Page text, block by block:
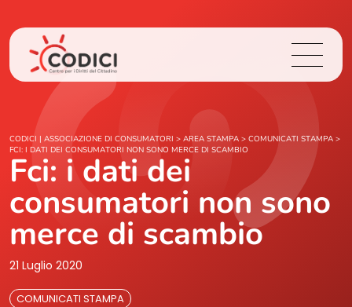
Chi Siamo
Cosa Facciamo
Area Stampa
CODICI | ASSOCIAZIONE DI CONSUMATORI > AREA STAMPA > COMUNICATI STAMPA >
FCI: I DATI DEI CONSUMATORI NON SONO MERCE DI SCAMBIO
Fci: i dati dei
consumatori non sono
merce di scambio
21 Luglio 2020
COMUNICATI STAMPA